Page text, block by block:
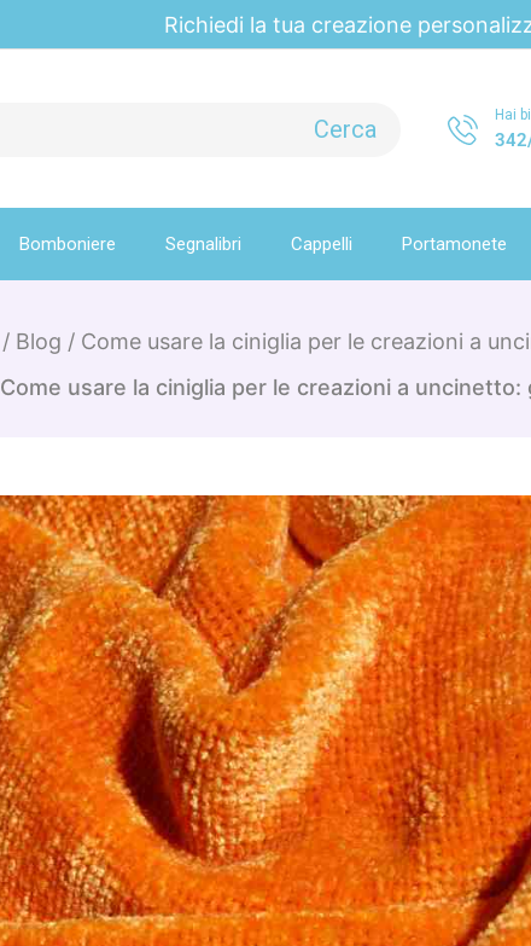
Richiedi la tua creazione
Hai
Bomboniere Segnalibri Cappelli Portamonete
/ Blog / Come usare la ciniglia per le creazioni a
Come usare la ciniglia per le creazioni a